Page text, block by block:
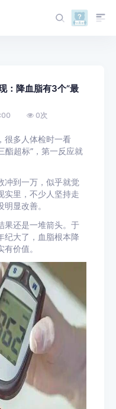
：降血脂有3个“最
0次
很多人体检时一看
酯超标”，第一反应就
冲到一万，似乎就觉
实里，不少人坚持走
显改善。
果还是一堆箭头。于
纪大了，血脂根本降
价值。